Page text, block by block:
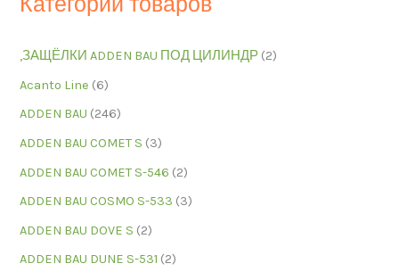
,ЗАЩЁЛКИ ADDEN BAU ПОД ЦИЛИНДР (2)
Acanto Line (6)
ADDEN BAU (246)
ADDEN BAU COMET S (3)
ADDEN BAU COMET S-546 (2)
ADDEN BAU COSMO S-533 (3)
ADDEN BAU DOVE S (2)
ADDEN BAU DUNE S-531 (2)